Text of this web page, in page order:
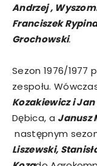
Andrzej ,
Franciszek
Grochowski.
Sezon 1976/1977
zespołu.
Kozakiewicz i
Dębica, a Janusz
następnym
Liszewski,